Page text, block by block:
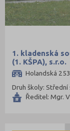
1. kladenská
(1. KŠPA), s.r.o.
Holandská
Druh školy: Střední
Ředitel: Mgr.